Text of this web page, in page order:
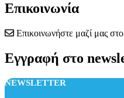
Επικοινωνία
Επικοινωνήστε μαζί μας στο
Εγγραφή στο
NEWSLETTER